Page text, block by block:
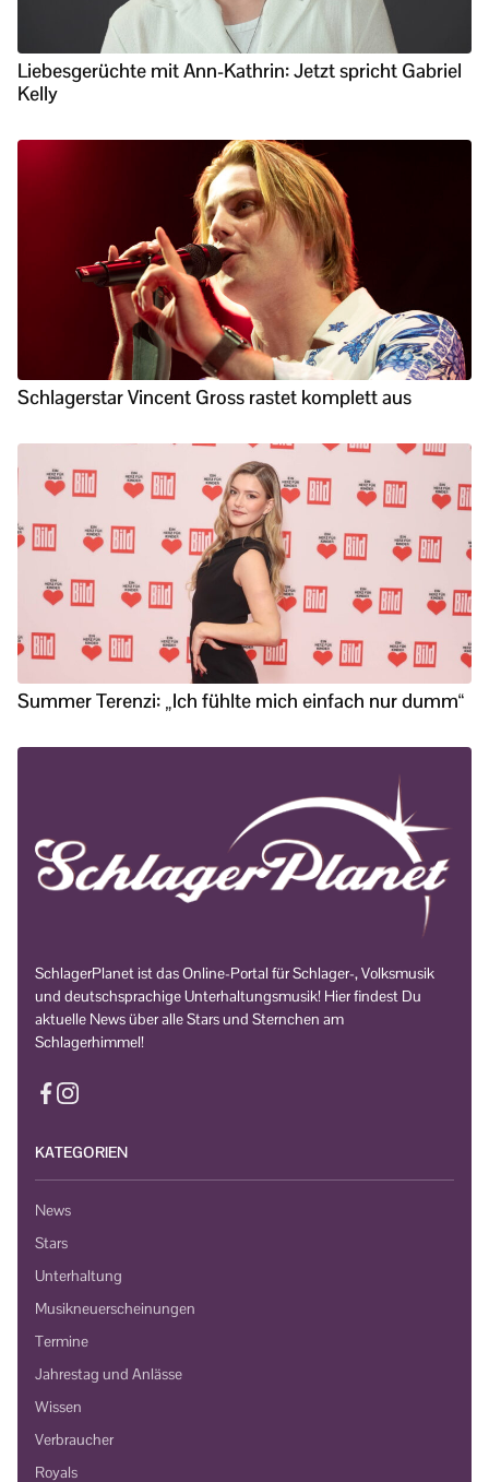
Liebesgerüchte mit Ann-Kathrin: Jetzt spricht Gabriel
Kelly
Schlagerstar Vincent Gross rastet komplett aus
Summer Terenzi: „Ich fühlte mich einfach nur dumm“
SchlagerPlanet ist das Online-Portal für Schlager-, Volksmusik
und deutschsprachige Unterhaltungsmusik! Hier findest Du
aktuelle News über alle Stars und Sternchen am
Schlagerhimmel!
KATEGORIEN
News
Stars
Unterhaltung
Musikneuerscheinungen
Termine
Jahrestag und Anlässe
Wissen
Verbraucher
Royals